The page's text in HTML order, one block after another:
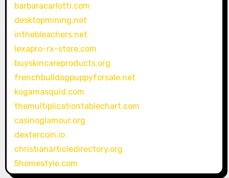
barbaracarlotti.com
desktopmining.net
inthebleachers.net
lexapro-rx-store.com
buyskincareproducts.org
frenchbulldogpuppyforsale.net
kogamasquid.com
themultiplicationtablechart.com
casinoglamour.org
dextercoin.io
christianarticledirectory.org
5homestyle.com